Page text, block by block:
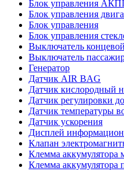
Блок управления
Блок управления
Блок управления
Блок управления
Выключатель
Выключатель
Генератор
Датчик AIR BAG
Датчик кислородный
Датчик регулировки
Датчик температуры
Датчик ускорения
Дисплей
Клапан
Клемма аккумулятора
Клемма аккумулятора